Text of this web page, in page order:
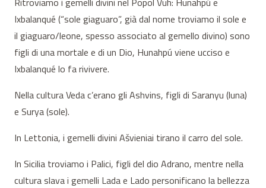
Ixbalanqué (“sole giaguaro”, già dal nome troviamo il sole e
il giaguaro/leone, spesso associato al gemello divino) sono
figli di una mortale e di un Dio, Hunahpú viene ucciso e
Ixbalanqué lo fa rivivere.
Nella cultura Veda c’erano gli Ashvins, figli di Saranyu (luna)
e Surya (sole).
In Lettonia, i gemelli divini Ašvieniai tirano il carro del sole.
In Sicilia troviamo i Palici, figli del dio Adrano, mentre nella
cultura slava i gemelli Lada e Lado personificano la bellezza